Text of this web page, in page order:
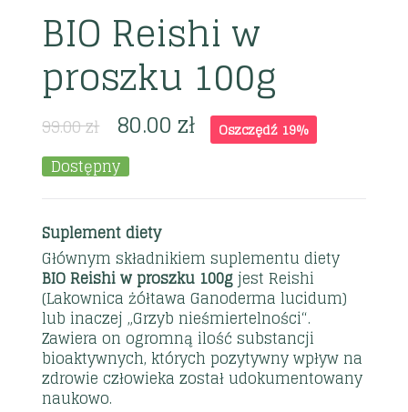
BIO Reishi w
proszku 100g
99.00zł 80.00zł Oszczędź 19%
Dostępny
Suplement diety
Głównym składnikiem suplementu diety
BIO Reishi w proszku 100gjest Reishi
(Lakownica żółtawa Ganoderma lucidum)
lub inaczej „Grzyb nieśmiertelności“.
Zawiera on ogromną ilość substancji
bioaktywnych, których pozytywny wpływ na
zdrowie człowieka został udokumentowany
naukowo.